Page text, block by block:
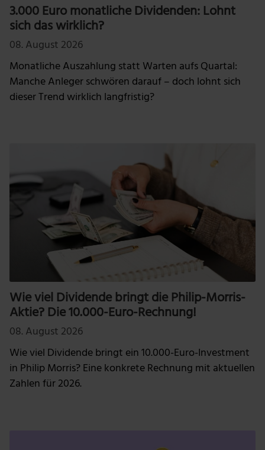
3.000 Euro monatliche Dividenden: Lohnt
sich das wirklich?
08. August 2026
Monatliche Auszahlung statt Warten aufs Quartal:
Manche Anleger schwören darauf – doch lohnt sich
dieser Trend wirklich langfristig?
Wie viel Dividende bringt die Philip-Morris-
Aktie? Die 10.000-Euro-Rechnung!
08. August 2026
Wie viel Dividende bringt ein 10.000-Euro-Investment
in Philip Morris? Eine konkrete Rechnung mit aktuellen
Zahlen für 2026.